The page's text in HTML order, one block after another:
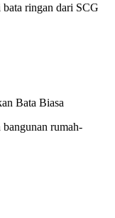
ringan dari SCG
Bata Biasa
rumah-